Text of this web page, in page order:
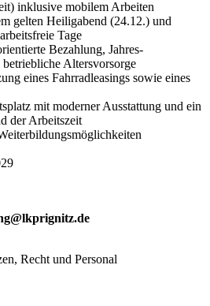
inklusive mobilem Arbeiten
gelten Heiligabend (24.12.) und
Tage
Bezahlung, Jahres-
Altersvorsorge
eines Fahrradleasings sowie eines
mit moderner Ausstattung und ein
der Arbeitszeit
Recht und Personal